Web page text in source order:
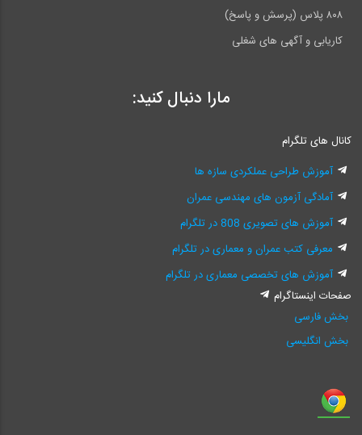
۸۰۸ پلاس (پرسش و پاسخ)
کاریابی و آگهی های شغلی
مارا دنبال کنید:
کانال های تلگرام
آموزش طراحی عملکردی سازه ها
آمادگی آزمون های مهندسی عمران
آموزش های تصویری 808 در تلگرام
معرفی کتب عمران و معماری در تلگرام
آموزش های تخصصی معماری در تلگرام
صفحات اینستاگرام
بخش فارسی
بخش انگلیسی